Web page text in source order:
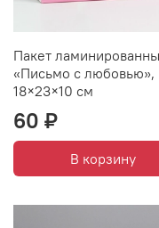
Пакет
«Письмо с любовью»,
18×23×10 см
60 ₽
В корзину